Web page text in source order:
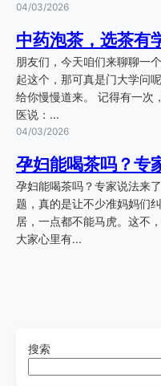
04/03/2026
中药泡茶，选茶有
朋友们，今天咱们来聊聊
起这个，那可真是门大学问
给你慢慢道来。 记得有一次
医说：...
04/03/2026
孕妇能喝茶吗？专
孕妇能喝茶吗？专家说法来
题，真的是让不少准妈妈们
居，一点都不能马虎。这不
大家心里有...
搜索